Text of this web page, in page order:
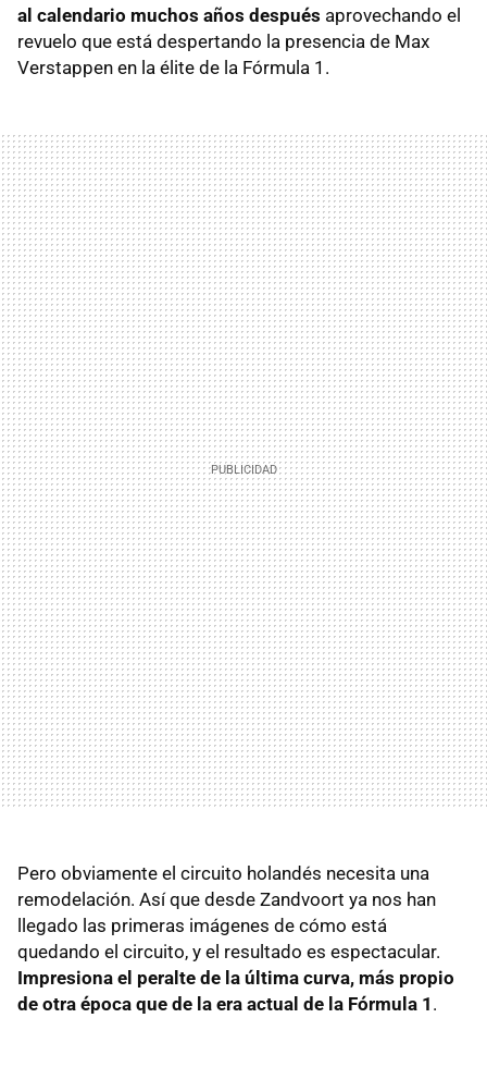
al calendario muchos años después aprovechando el
revuelo que está despertando la presencia de Max
Verstappen en la élite de la Fórmula 1.
Pero obviamente el circuito holandés necesita una
remodelación. Así que desde Zandvoort ya nos han
llegado las primeras imágenes de cómo está
quedando el circuito, y el resultado es espectacular.
Impresiona el peralte de la última curva, más propio
de otra época que de la era actual de la Fórmula 1 .